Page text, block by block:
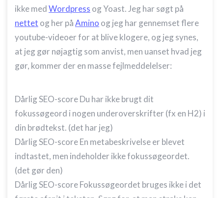
ikke medWordpress og Yoast. Jeg har søgt på
nettet og her påAmino og jeg har gennemset flere
youtube-videoer for at blive klogere, og jeg synes,
at jeg gør nøjagtig som anvist, men uanset hvad jeg
gør, kommer der en masse fejlmeddelelser:
Dårlig SEO-score Du har ikke brugt dit
fokussøgeord i nogen underoverskrifter (fx en H2) i
din brødtekst. (det har jeg)
Dårlig SEO-score En metabeskrivelse er blevet
indtastet, men indeholder ikke fokussøgeordet.
(det gør den)
Dårlig SEO-score Fokussøgeordet bruges ikke i det